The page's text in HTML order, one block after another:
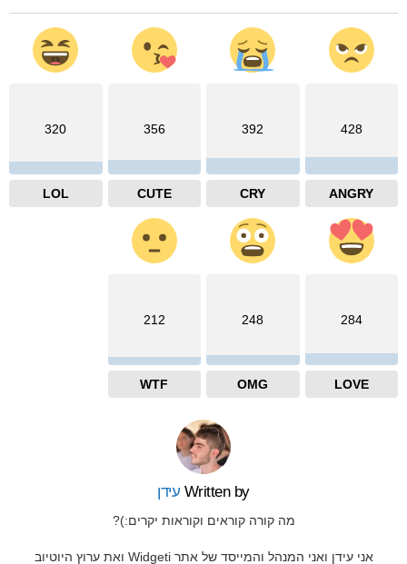
428
ANGRY
392
CRY
356
CUTE
320
LOL
284
LOVE
248
OMG
212
WTF
Written by עידן
מה קורה קוראים וקוראות יקרים:)?
אני עידן ואני המנהל והמייסד של אתר Widgeti ואת ערוץ היוטיוב